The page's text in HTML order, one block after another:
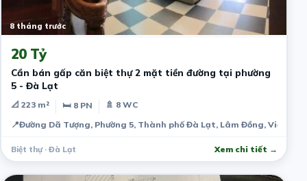
8 tháng trước
20 Tỷ
Cần bán gấp căn biệt thự 2 mặt tiền đường tại phường
5 - Đà Lạt
📐 223 m² 🛏 8 PN
🚿 8 WC
📍Đường Dã Tượng, Phường 5, Thành phố Đà Lạt, Lâm Đồng, Việt
Biệt thự · Đà Lạt Xem chi tiết →